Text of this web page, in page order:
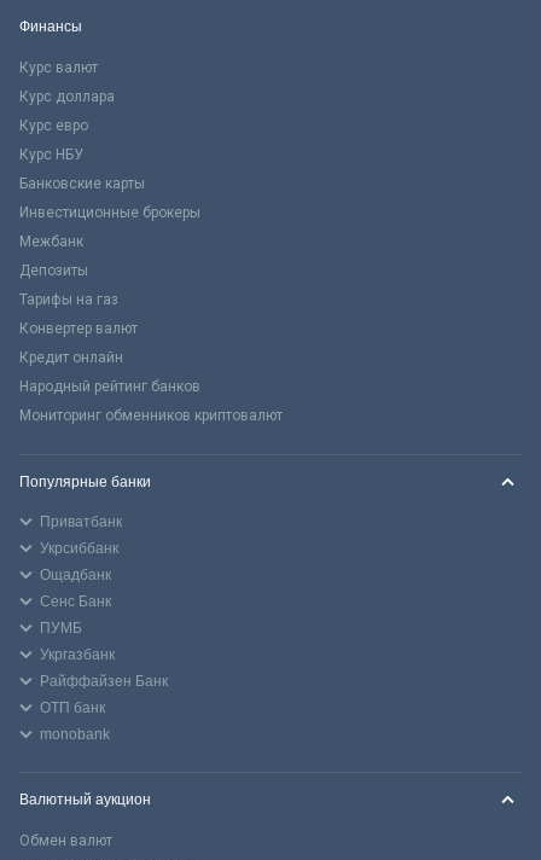
Финансы
Курс валют
Курс доллара
Курс евро
Курс НБУ
Банковские карты
Инвестиционные брокеры
Межбанк
Депозиты
Тарифы на газ
Конвертер валют
Кредит онлайн
Народный рейтинг банков
Мониторинг обменников криптовалют
Популярные банки
Приватбанк
Укрсиббанк
Ощадбанк
Сенс Банк
ПУМБ
Укргазбанк
Райффайзен Банк
ОТП банк
monobank
Валютный аукцион
Обмен валют